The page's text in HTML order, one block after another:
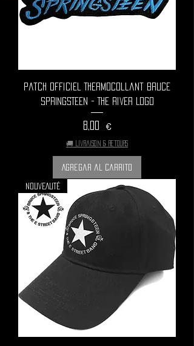
Patch Officiel Thermocollant BRUCE
SPRINGSTEEN - The River Logo
Precio
8,00 €
🚚 Livraison & retours
Agregar al carrito
NOUVEAUTÉ